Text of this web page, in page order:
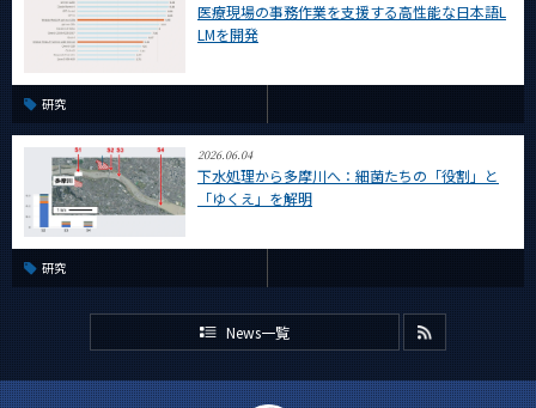
医療現場の事務作業を支援する高性能な日本語L
LMを開発
研究
2026.06.04
下水処理から多摩川へ：細菌たちの「役割」と
「ゆくえ」を解明
研究
News一覧